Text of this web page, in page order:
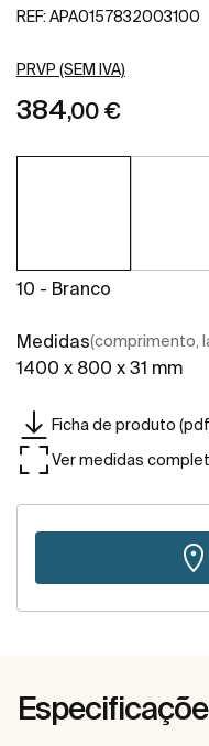
REF: APA0157832003100
PRVP (SEM IVA)
384,00 €
10 - Branco
Medidas(comprimento,
1400 x 800 x 31 mm
Ficha de produto
Ver medidas